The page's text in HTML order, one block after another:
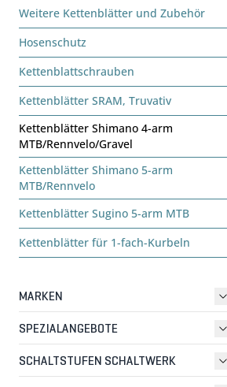
Weitere Kettenblätter und Zubehör
Hosenschutz
Kettenblattschrauben
Kettenblätter SRAM, Truvativ
Kettenblätter Shimano 4-arm
MTB/Rennvelo/Gravel
Kettenblätter Shimano 5-arm
MTB/Rennvelo
Kettenblätter Sugino 5-arm MTB
Kettenblätter für 1-fach-Kurbeln
MARKEN
SPEZIALANGEBOTE
SCHALTSTUFEN SCHALTWERK